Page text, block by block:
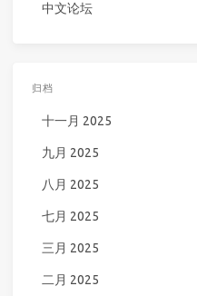
中文论坛
归档
十一月 2025
九月 2025
八月 2025
七月 2025
三月 2025
二月 2025